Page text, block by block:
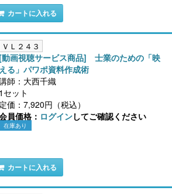
カートに入れる
ＶＬ２４３
[動画視聴サービス商品] 士業のための「映
える」パワポ資料作成術
師：大西千織
1セット
定価：7,920円（税込）
員価格： ログインしてご確認ください
在庫あり
カートに入れる